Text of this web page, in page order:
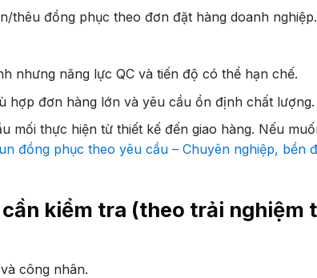
thêu đồng phục theo đơn đặt hàng doanh
nhưng năng lực QC và tiến độ có thể hạn chế.
hợp đơn hàng lớn và yêu cầu ổn định chất lượng.
mối thực hiện từ thiết kế đến giao hàng. Nếu
đồng phục theo yêu cầu – Chuyên nghiệp, bền
kiểm tra (theo trải nghiệm
công nhân.